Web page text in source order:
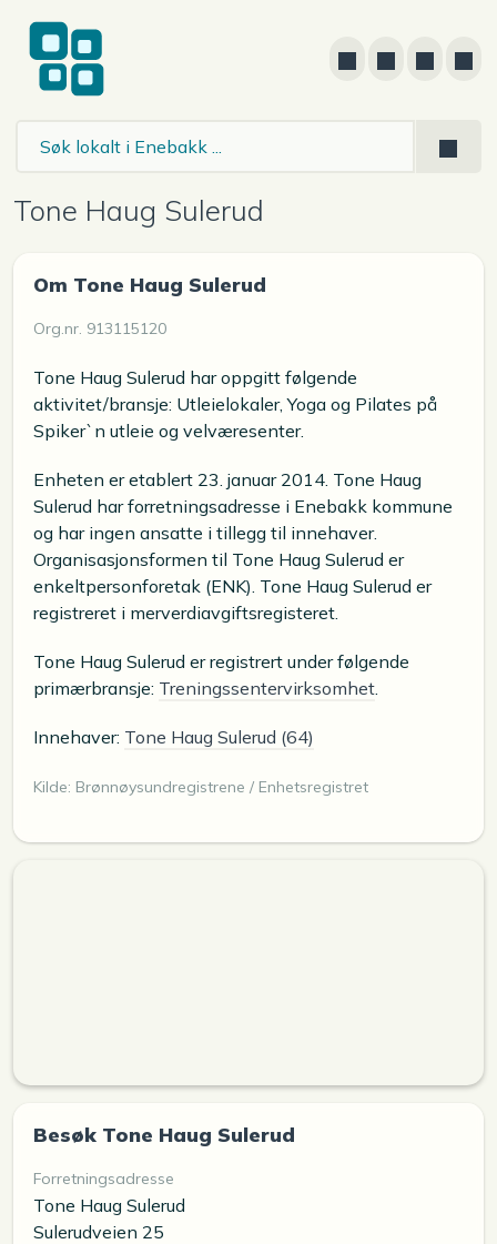
Tone Haug Sulerud
Om Tone Haug Sulerud
Org.nr. 913115120
Tone Haug Sulerud har oppgitt følgende
aktivitet/bransje: Utleielokaler, Yoga og Pilates på
Spiker`n utleie og velværesenter.
Enheten er etablert 23. januar 2014. Tone Haug
Sulerud har forretningsadresse i Enebakk kommune
og har ingen ansatte i tillegg til innehaver.
Organisasjonsformen til Tone Haug Sulerud er
enkeltpersonforetak (ENK). Tone Haug Sulerud er
registreret i merverdiavgiftsregisteret.
Tone Haug Sulerud er registrert under følgende
primærbransje: Treningssentervirksomhet
Innehaver: Tone Haug Sulerud (64)
Kilde: Brønnøysundregistrene / Enhetsregistret
Besøk Tone Haug Sulerud
Forretningsadresse
Tone Haug Sulerud
Sulerudveien 25